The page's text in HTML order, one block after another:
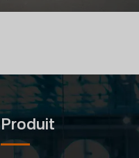
Produit